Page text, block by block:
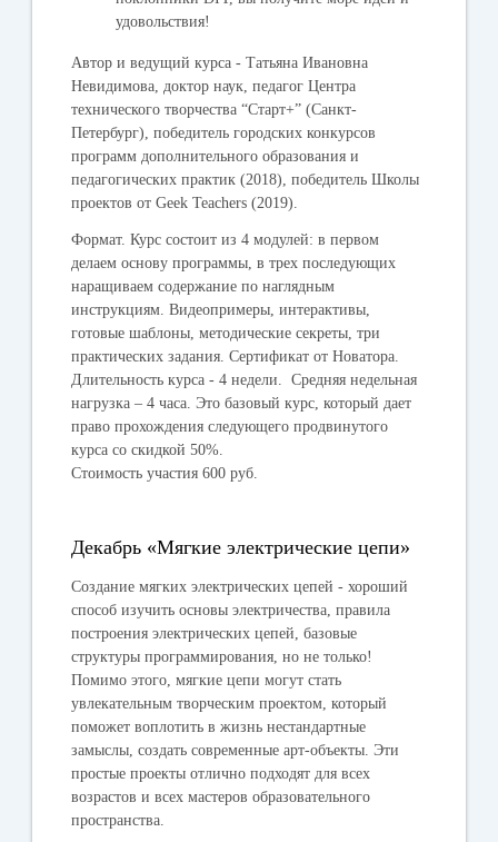
удовольствия!
Автор и ведущий курса - Татьяна Ивановна
Невидимова, доктор наук, педагог Центра
технического творчества “Старт+” (Санкт-
Петербург), победитель городских конкурсов
программ дополнительного образования и
педагогических практик (2018), победитель Школы
проектов от Geek Teachers (2019).
Формат. Курс состоит из 4 модулей: в первом
делаем основу программы, в трех последующих
наращиваем содержание по наглядным
инструкциям. Видеопримеры, интерактивы,
готовые шаблоны, методические секреты, три
практических задания. Сертификат от Новатора.
Длительность курса - 4 недели. Средняя недельная
нагрузка – 4 часа. Это базовый курс, который дает
право прохождения следующего продвинутого
курса со скидкой 50%.
Стоимость участия 600 руб.
Декабрь «Мягкие электрические цепи»
Создание мягких электрических цепей - хороший
способ изучить основы электричества, правила
построения электрических цепей, базовые
структуры программирования, но не только!
Помимо этого, мягкие цепи могут стать
увлекательным творческим проектом, который
поможет воплотить в жизнь нестандартные
замыслы, создать современные арт-объекты. Эти
простые проекты отлично подходят для всех
возрастов и всех мастеров образовательного
пространства.